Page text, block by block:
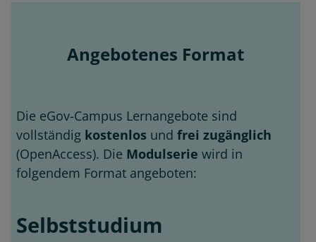
Angebotenes Format
Die eGov-Campus Lernangebote sind
vollständig kostenlos und frei zugänglich
(OpenAccess). Die Modulserie wird in
folgendem Format angeboten:
Selbststudium